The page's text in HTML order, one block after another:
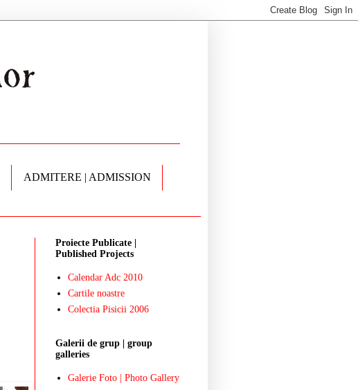
ADMITERE | ADMISSION
Proiecte Publicate |
Published Projects
Calendar Adc 2010
Cartile noastre
Colectia Pisicii 2006
Galerii de grup | group
galleries
Galerie Foto | Photo Gallery